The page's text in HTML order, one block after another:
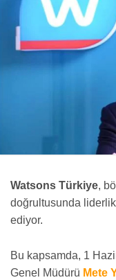
Watsons Türkiye,
doğrultusunda liderlik
ediyor.
Bu kapsamda, 1
Genel Müdürü Mete